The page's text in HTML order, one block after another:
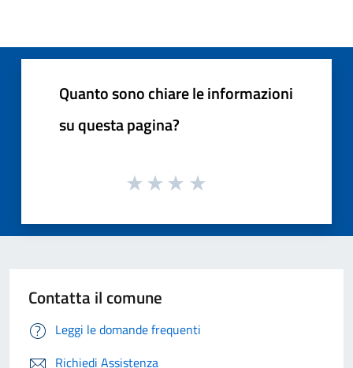
Quanto sono chiare le informazioni
su questa pagina?
Contatta il comune
Leggi le domande frequenti
Richiedi Assistenza